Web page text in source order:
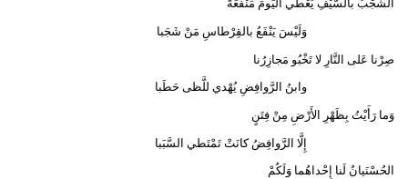
الشَّجْبُ بالسَّيْفِ يُعْطي اليَومَ مَنْفَعَةً
وَلَيْسَ يَنْفَعُ بالقِرْطاسِ مَنْ شَجَبا
صِرْنا عَلى النَّارِ لا تَخْبُو مَجازِرُنا
وابنُ الرَّوافِضِ يُهْدي للَّظى حَطَبا
وَما رَأَيْتُ بِظَهْرِ الأَرْضِ مِنْ فِتَنٍ
إِلَّا الرَّوافِضُ كانَتْ تَمْتَطي السَّبَبا
الحُسْنَيانُ لَنا إِحْداهُما وَلَكُمْ